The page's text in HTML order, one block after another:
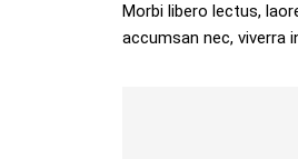
Morbi libero lectus,
accumsan nec, viverra